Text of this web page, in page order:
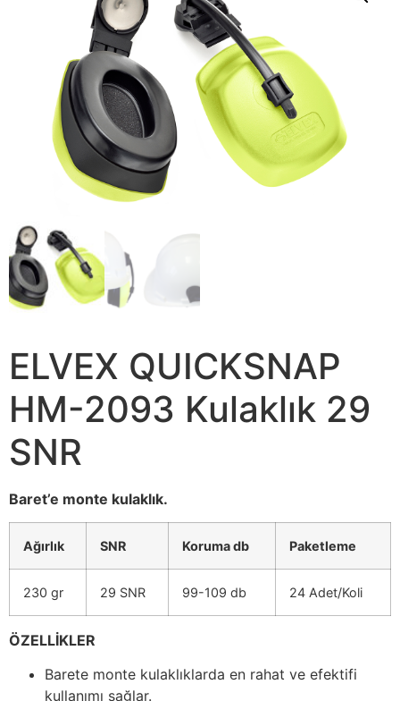
ELVEX QUICKSNAP
HM-2093 Kulaklık 29
SNR
Baret’e monte kulaklık.
Ağırlık SNR Koruma db Paketleme
230 gr 29 SNR 99-109 db 24 Adet/Koli
ÖZELLİKLER
Barete monte kulaklıklarda en rahat ve efektifi
kullanımı sağlar.